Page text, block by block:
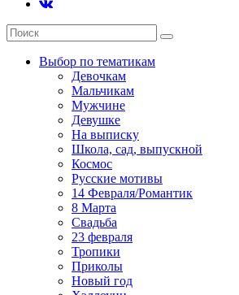
Выбор по тематикам
Девочкам
Мальчикам
Мужчине
Девушке
На выписку
Школа, сад, выпускной
Космос
Русские мотивы
14 Февраля/Романтик
8 Марта
Свадьба
23 февраля
Тропики
Приколы
Новый год